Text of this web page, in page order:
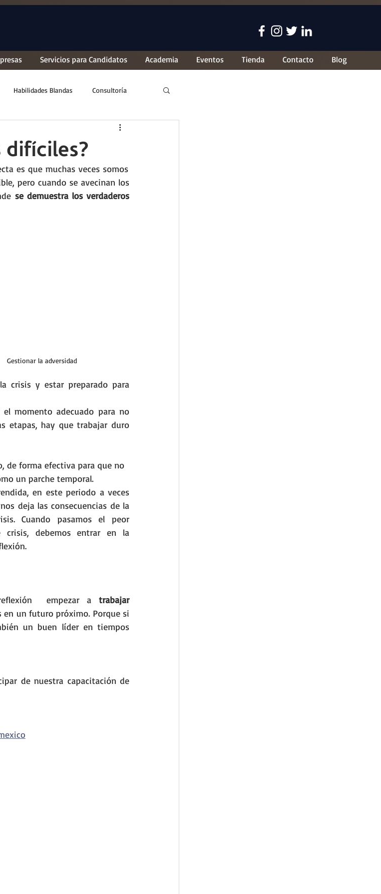
Servicios para Candidatos Academia Eventos Tienda Contacto Blog
Habilidades Blandas Consultoría
difíciles?
pero cuando se avecinan los
Gestionar la adversidad
crisis y estar preparado para
momento adecuado para no
etapas, hay que trabajar duro
de forma efectiva para que no
un parche temporal.
en este periodo a veces
deja las consecuencias de la
Cuando pasamos el peor
crisis, debemos entrar en la
empezar a trabajar
en un futuro próximo. Porque si
un buen líder en tiempos